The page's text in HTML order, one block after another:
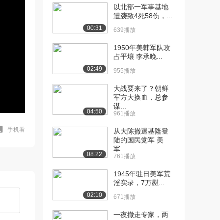
手机看
00:31
以北部一军事基地
遭袭致4死58伤，...
639播放
02:49
1950年美韩军队攻
占平壤 李承晚...
955播放
04:50
大战要来了？朝鲜
军方大换血，总参
谋...
961播放
08:22
从大陈撤退基隆登
陆的国民党军 美
军...
761播放
02:10
1945年驻日美军荒
淫实录，7万慰...
671播放
一夜撤走专家，两